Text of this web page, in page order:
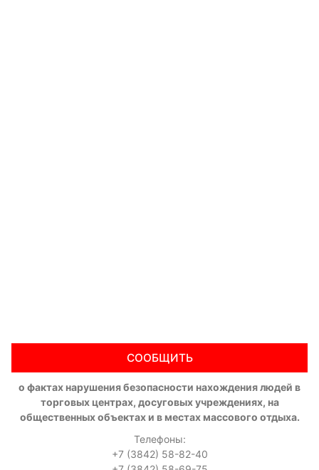
СООБЩИТЬ
о фактах нарушения безопасности нахождения людей в
торговых центрах, досуговых учреждениях, на
общественных объектах и в местах массового отдыха.
Телефоны:
+7 (3842) 58-82-40